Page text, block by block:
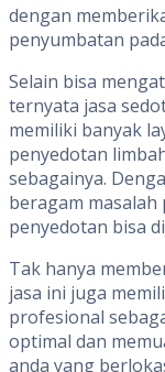
dengan
penyumbatan
Selain bisa
ternyata jasa
memiliki banyak
penyedotan
sebagainya.
beragam
penyedotan bisa
Tak hanya
jasa ini juga
profesional
optimal dan
anda yang